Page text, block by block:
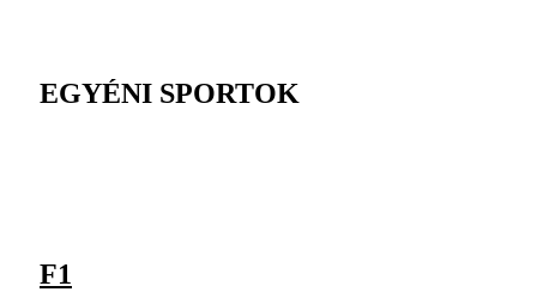
EGYÉNI SPORTOK
F1